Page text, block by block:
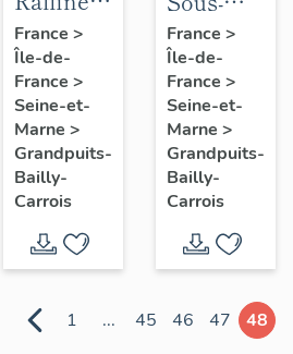
de
Grandpuits
ou
« Raffinerie
de l’Île-
de-
France »,
actuellement
plateforme
TotalEnergies
de
France >
Île-de-
France >
Seine-et-
Marne >
Grandpuits-
Bailly-
Carrois
dossier 2
: unités
de
traitement
des eaux
de la
Raffinerie
de l’Île-
de-
France,
France >
Île-de-
France >
Seine-et-
Marne >
Grandpuits-
Bailly-
Carrois
1 ... 45 46 47 48